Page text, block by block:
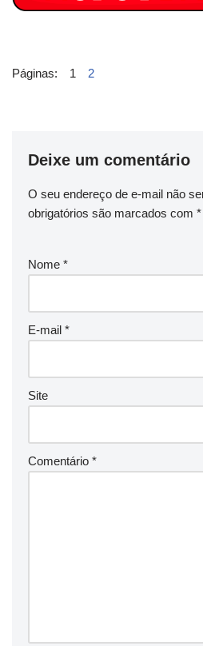
Páginas: 1 2
Deixe um comentário
O seu endereço de e-mail não
obrigatórios são marcados com *
Nome *
E-mail *
Site
Comentário *